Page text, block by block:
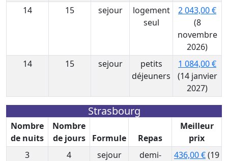
14
15 sejour
logement
seul
2 043,00 €
(8
novembre
2026)
14
15 sejour
petits
déjeuners
1 084,00 €
(14 janvier
2027)
Strasbourg
Nombre
de nuits
Nombre
de jours
Formule Repas
Meilleur
prix
3
4 sejour
demi-
436,00 €(19